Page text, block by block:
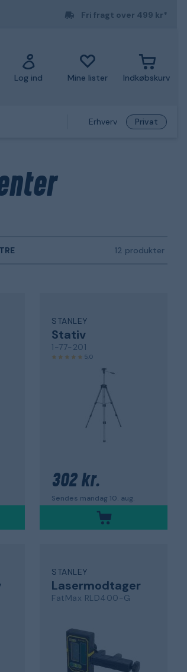
Fri fragt over 499 kr*
Log ind Mine lister Indkøbskurv
Erhverv Privat
12 produkter
STANLEY
Stativ
1-77-201
5,0
302 kr.
Sendes mandag 10. aug.
STANLEY
Lasermodtager
FatMax RLD400-G